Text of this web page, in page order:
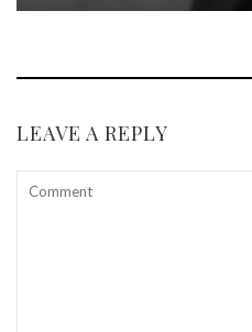
LEAVE A REPLY